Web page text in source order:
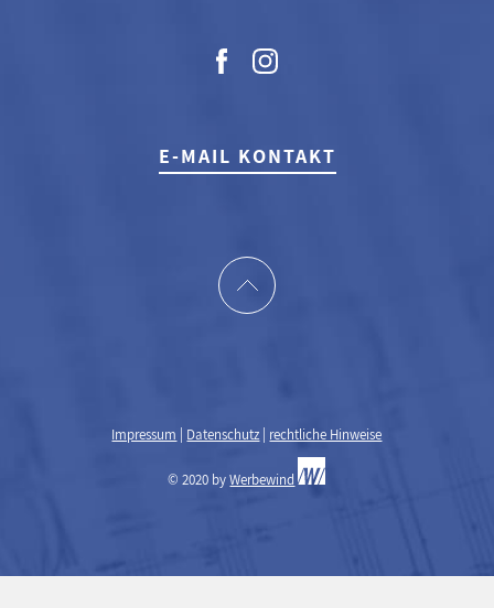
E-MAIL KONTAKT
Impressum Datenschutz rechtliche Hinweise
© 2020 byWerbewind